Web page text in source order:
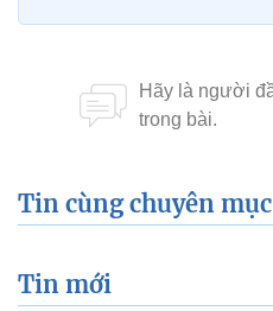
Tin cùng chuyên mục
Tin mới